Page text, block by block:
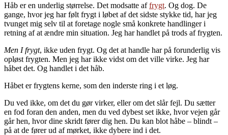
Håb er en underlig størrelse. Det modsatte affrygt. Og dog. De
gange, hvor jeg har følt frygt i løbet af det sidste stykke tid, har jeg
tvunget mig selv til at foretage nogle små konkrete handlinger i
retning af at ændre min situation. Jeg har handlet på trods af frygten.
Men I frygt, ikke uden frygt. Og det at handle har på forunderlig vis
opløst frygten. Men jeg har ikke vidst om det ville virke. Jeg har
håbet det. Og handlet i det håb.
Håbet er frygtens kerne, som den inderste ring i et løg.
Du ved ikke, om det du gør virker, eller om det slår fejl. Du sætter
en fod foran den anden, men du ved dybest set ikke, hvor vejen går
går hen, hvor dine skridt fører dig hen. Du kan blot håbe – blindt –
på at de fører ud af mørket, ikke dybere ind i det.